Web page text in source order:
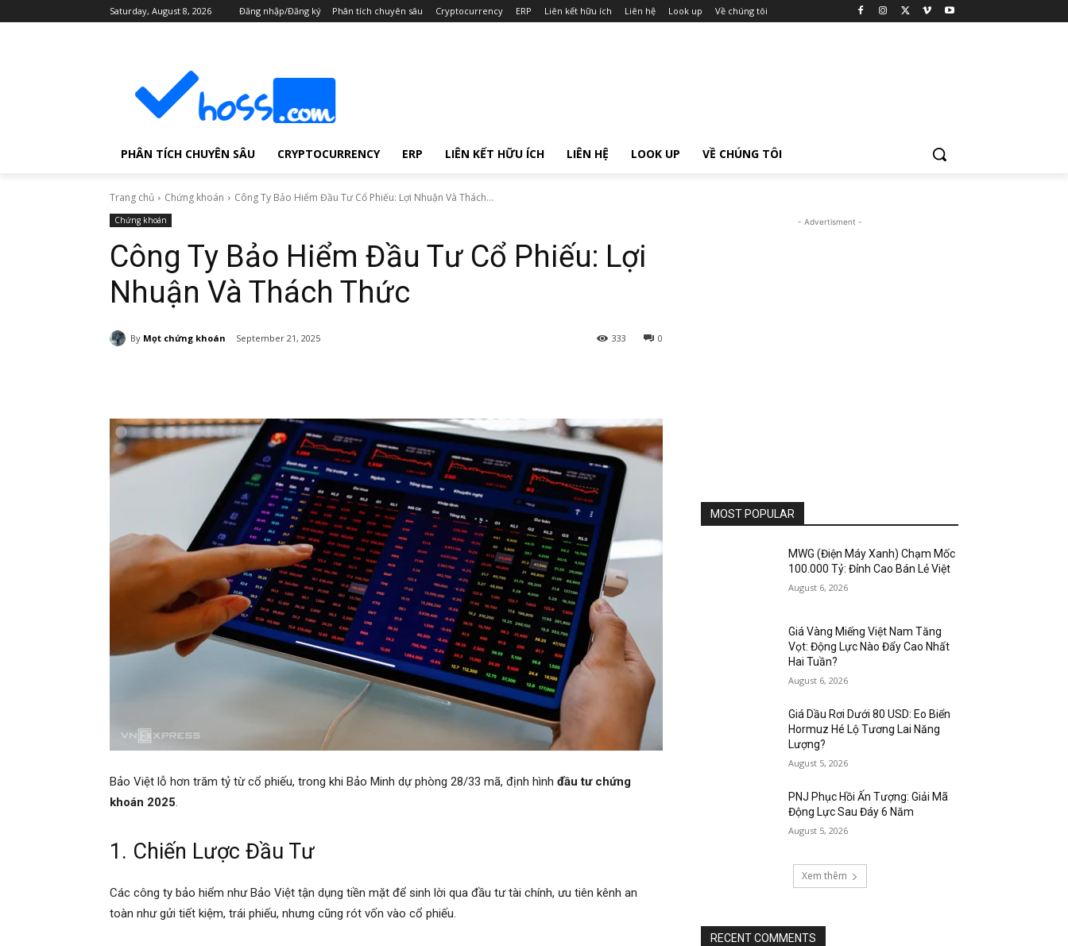
Saturday, August 8, 2026 Đăng nhập/Đăng ký Phân tích chuyên sâu Cryptocurrency ERP Liên kết hữu ích Liên hệ Look up Về chúng tôi
PHÂN TÍCH CHUYÊN SÂU CRYPTOCURRENCY ERP LIÊN KẾT HỮU ÍCH LIÊN HỆ LOOK UP VỀ CHÚNG TÔI
Trang chủ Chứng khoán Công Ty Bảo Hiểm Đầu Tư Cổ Phiếu: Lợi Nhuận Và Thách...
Chứng khoán
Công Ty Bảo Hiểm Đầu Tư Cổ Phiếu: Lợi
Nhuận Và Thách Thức
By Mọt chứng khoán September 21, 2025 0
333
Bảo Việt lỗ hơn trăm tỷ từ cổ phiếu, trong khi Bảo Minh dự phòng 28/33 mã, định hình đầu tư chứng
khoán 2025.
1. Chiến Lược Đầu Tư
Các công ty bảo hiểm như Bảo Việt tận dụng tiền mặt để sinh lời qua đầu tư tài chính, ưu tiên kênh an
toàn như gửi tiết kiệm, trái phiếu, nhưng cũng rót vốn vào cổ phiếu.
- Advertisment -
MOST POPULAR
MWG (Điện Máy Xanh) Chạm Mốc
100.000 Tỷ: Đỉnh Cao Bán Lẻ Việt
August 6, 2026
Giá Vàng Miếng Việt Nam Tăng
Vọt: Động Lực Nào Đẩy Cao Nhất
Hai Tuần?
August 6, 2026
Giá Dầu Rơi Dưới 80 USD: Eo Biển
Hormuz Hé Lộ Tương Lai Năng
Lượng?
August 5, 2026
PNJ Phục Hồi Ấn Tượng: Giải Mã
Động Lực Sau Đáy 6 Năm
August 5, 2026
Xem thêm
RECENT COMMENTS